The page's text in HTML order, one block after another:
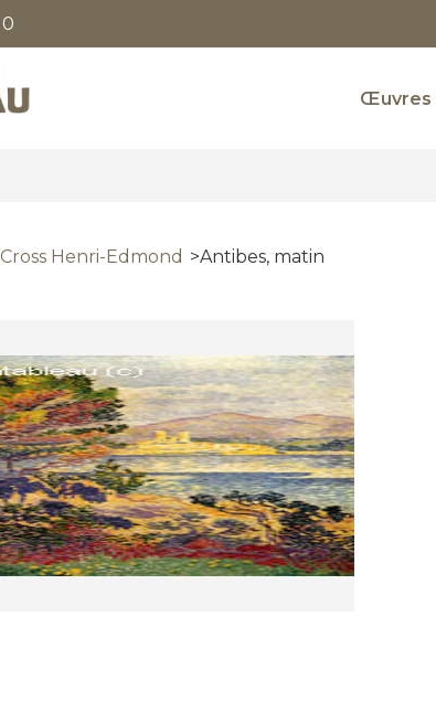
0
Œuvres
Cross Henri-Edmond Antibes, matin